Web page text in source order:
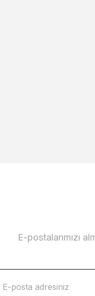
E-postalarımızı